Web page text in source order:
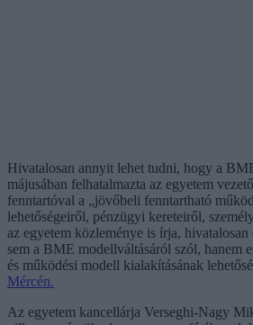
Hivatalosan annyit lehet tudni, hogy a
májusában felhatalmazta az egyetem
fenntartóval a „jövőbeli fenntartható
lehetőségeiről, pénzügyi kereteiről,
az egyetem közleménye is írja, hivatalosan
sem a BME modellváltásáról szól, hanem
és működési modell kialakításának
Mércén.
Az egyetem kancellárja Verseghi-Nagy